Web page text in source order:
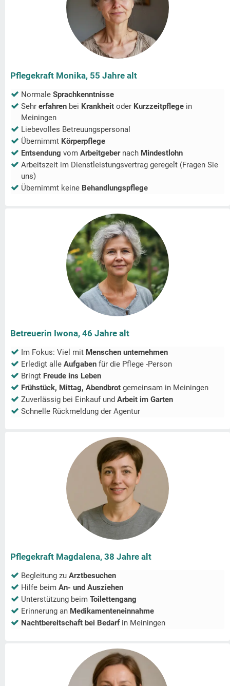
Pflegekraft Monika, 55 Jahre alt
Normale Sprachkenntnisse
Sehr erfahren bei Krankheit oder Kurzzeitpflege in
Meiningen
Liebevolles Betreuungspersonal
Übernimmt Körperpflege
Entsendung vom Arbeitgeber nach Mindestlohn
Arbeitszeit im Dienstleistungsvertrag geregelt (Fragen Sie
uns)
Übernimmt keine Behandlungspflege
Betreuerin Iwona, 46 Jahre alt
Im Fokus: Viel mit Menschen unternehmen
Erledigt alle Aufgaben für die Pflege -Person
Bringt Freude ins Leben
Frühstück, Mittag, Abendbrot gemeinsam in Meiningen
Zuverlässig bei Einkauf und Arbeit im Garten
Schnelle Rückmeldung der Agentur
Pflegekraft Magdalena, 38 Jahre alt
Begleitung zu Arztbesuchen
Hilfe beim An- und Ausziehen
Unterstützung beim Toilettengang
Erinnerung an Medikamenteneinnahme
Nachtbereitschaft bei Bedarfin Meiningen